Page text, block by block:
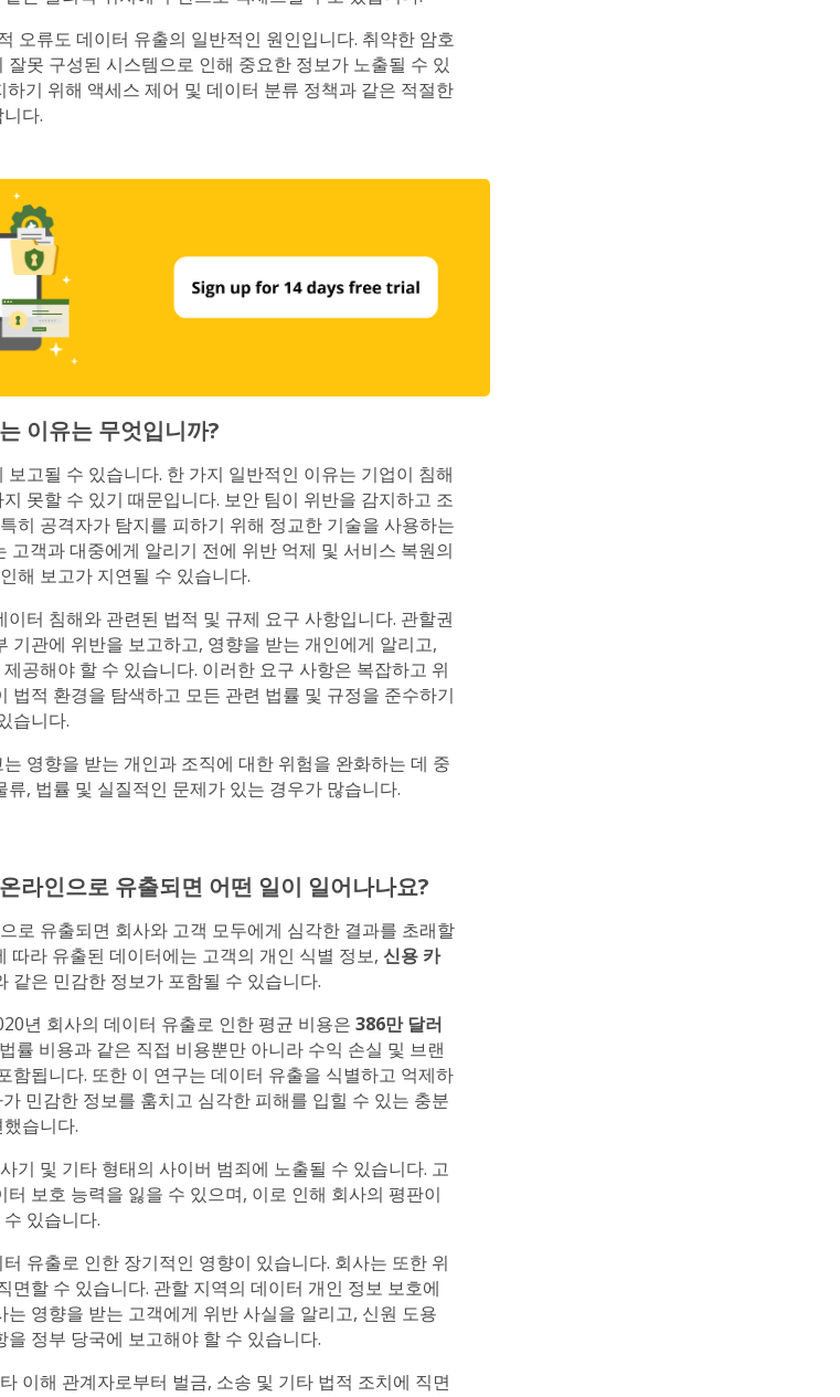
오류도 데이터 유출의 일반적인 원인입니다. 취약한 암호
잘못 구성된 시스템으로 인해 중요한 정보가 노출될 수 있
기 위해 액세스 제어 및 데이터 분류 정책과 같은 적절한
다.
이유는 무엇입니까?
고될 수 있습니다. 한 가지 일반적인 이유는 기업이 침해
못할 수 있기 때문입니다. 보안 팀이 위반을 감지하고 조
히 공격자가 탐지를 피하기 위해 정교한 기술을 사용하는
고객과 대중에게 알리기 전에 위반 억제 및 서비스 복원의
해 보고가 지연될 수 있습니다.
터 침해와 관련된 법적 및 규제 요구 사항입니다. 관할권
기관에 위반을 보고하고, 영향을 받는 개인에게 알리고,
공해야 할 수 있습니다. 이러한 요구 사항은 복잡하고 위
법적 환경을 탐색하고 모든 관련 법률 및 규정을 준수하기
습니다.
영향을 받는 개인과 조직에 대한 위험을 완화하는 데 중
, 법률 및 실질적인 문제가 있는 경우가 많습니다.
라인으로 유출되면 어떤 일이 일어나나요?
로 유출되면 회사와 고객 모두에게 심각한 결과를 초래할
따라 유출된 데이터에는 고객의 개인 식별 정보, 신용 카
같은 민감한 정보가 포함될 수 있습니다.
년 회사의 데이터 유출로 인한 평균 비용은 386만 달러
률 비용과 같은 직접 비용뿐만 아니라 수익 손실 및 브랜
함됩니다. 또한 이 연구는 데이터 유출을 식별하고 억제하
민감한 정보를 훔치고 심각한 피해를 입힐 수 있는 충분
습니다.
기 및 기타 형태의 사이버 범죄에 노출될 수 있습니다. 고
보호 능력을 잃을 수 있으며, 이로 인해 회사의 평판이
있습니다.
유출로 인한 장기적인 영향이 있습니다. 회사는 또한 위
면할 수 있습니다. 관할 지역의 데이터 개인 정보 보호에
영향을 받는 고객에게 위반 사실을 알리고, 신원 도용
정부 당국에 보고해야 할 수 있습니다.
이해 관계자로부터 벌금, 소송 및 기타 법적 조치에 직면